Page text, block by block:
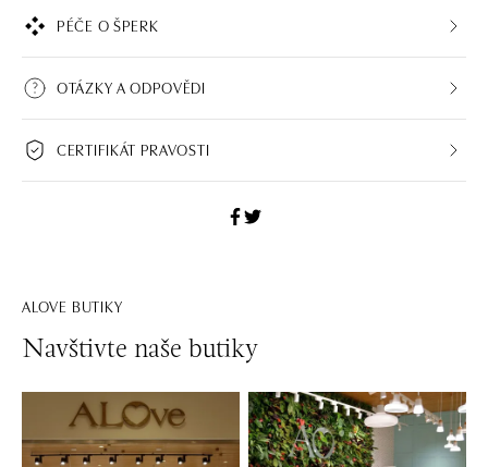
PÉČE O ŠPERK
OTÁZKY A ODPOVĚDI
CERTIFIKÁT PRAVOSTI
ALOVE BUTIKY
Navštivte naše butiky